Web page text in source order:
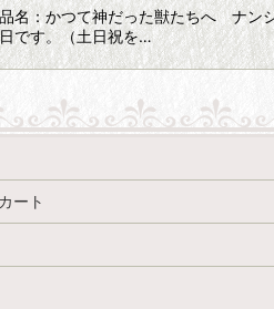
名：かつて神だった獣たちへ ナン
です。（土日祝を…
ート